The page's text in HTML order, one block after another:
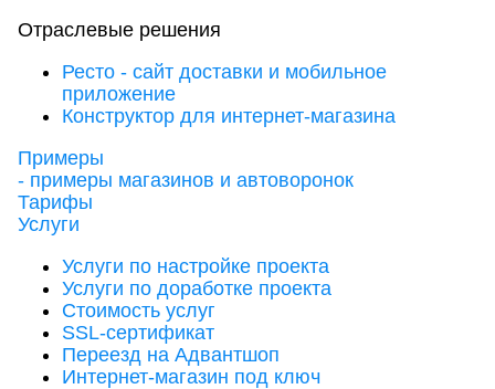
Отраслевые решения
Ресто - сайт доставки и мобильное
приложение
Конструктор для интернет-магазина
Примеры
- примеры магазинов и автоворонок
Тарифы
Услуги
Услуги по настройке проекта
Услуги по доработке проекта
Стоимость услуг
SSL-сертификат
Переезд на Адвантшоп
Интернет-магазин под ключ